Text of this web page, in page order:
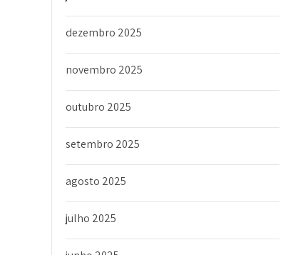
dezembro 2025
novembro 2025
outubro 2025
setembro 2025
agosto 2025
julho 2025